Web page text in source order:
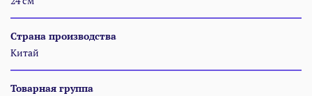
Страна производства
Китай
Товарная группа